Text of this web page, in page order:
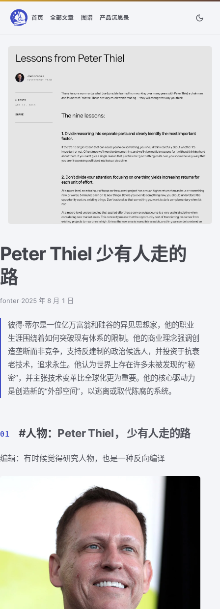
首页 全部文章 图谱 产品沉思录
Peter Thiel 少有人走的
路
fonter·2025 年 8 月 1 日
彼得·蒂尔是一位亿万富翁和硅谷的异见思想家，他的职业
生涯围绕着如何突破现有体系的限制。他的商业理念强调创
造垄断而非竞争，支持反建制的政治候选人，并投资于抗衰
老技术，追求永生。他认为世界上存在许多未被发现的“秘
密”，并主张技术变革比全球化更为重要。他的核心驱动力
是创造新的“外部空间”，以逃离或取代陈腐的系统。
01 #人物： Peter Thiel， 少有人走的路
编辑：有时候觉得研究人物，也是一种反向编译